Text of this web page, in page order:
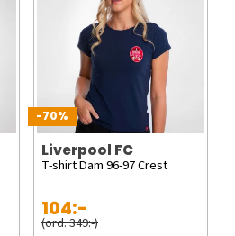
-70%
Liverpool FC
T-shirt Dam 96-97 Crest
104:-
(ord. 349:-)